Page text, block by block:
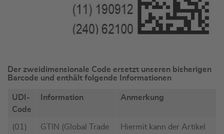
Der zweidimensionale Code ersetzt unseren bisherigen
Barcode und enthält folgende Informationen
UDI-
Code
Information Anmerkung
(01)
GTIN (Global Trade
Hiermit kann der Artikel